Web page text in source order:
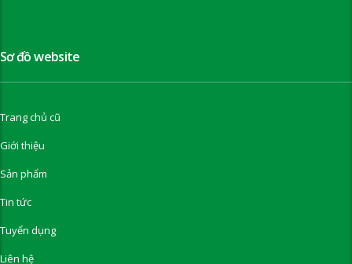
Sơ đồ website
Trang chủ cũ
Giới thiệu
Sản phẩm
Tin tức
Tuyển dụng
Liên hệ